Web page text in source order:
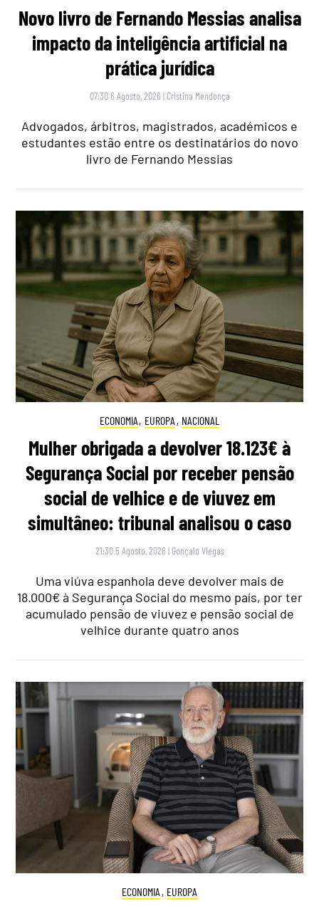
Novo livro de Fernando Messias analisa
impacto da inteligência artificial na
prática jurídica
07:30 6 Agosto, 2026 | Cristina Mendonça
Advogados, árbitros, magistrados, académicos e
estudantes estão entre os destinatários do novo
livro de Fernando Messias
ECONOMIA, EUROPA , NACIONAL
Mulher obrigada a devolver 18.123€ à
Segurança Social por receber pensão
social de velhice e de viuvez em
simultâneo: tribunal analisou o caso
21:30 5 Agosto, 2026 | Gonçalo Viegas
Uma viúva espanhola deve devolver mais de
18.000€ à Segurança Social do mesmo país, por ter
acumulado pensão de viuvez e pensão social de
velhice durante quatro anos
ECONOMIA , EUROPA